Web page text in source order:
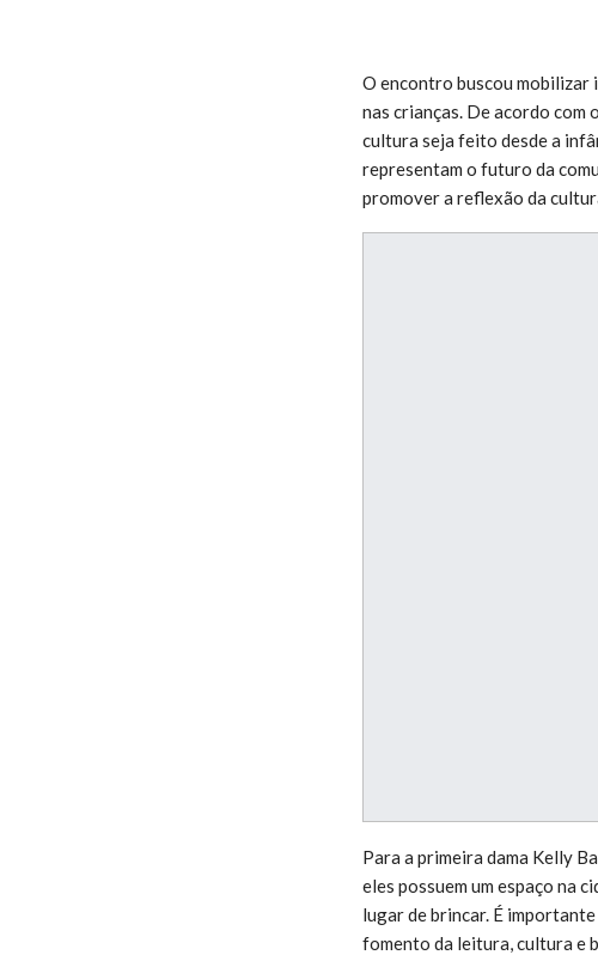
O encontro buscou mobilizar
nas crianças. De acordo com
cultura seja feito desde a
representam o futuro da
promover a reflexão da
Para a primeira dama Kelly
eles possuem um espaço na
lugar de brincar. É
fomento da leitura, cultura e